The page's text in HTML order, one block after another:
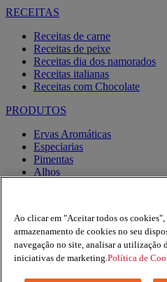
RECEITAS
Receitas de carne
Receitas de peixe
Receitas dia dos namorados
Receitas italianas
Receitas com Chocolate
PRODUTOS
Ervas Aromáticas
Especiarias
Pimentas
Alhos
Express
Facebook
YouTube
Ao clicar em "Aceitar todos os cookies",
armazenamento de cookies no seu
navegação no site, analisar a utilização
iniciativas de marketing. Política de